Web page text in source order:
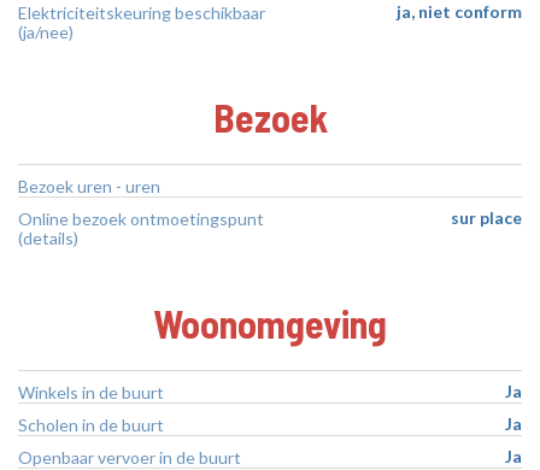
Elektriciteitskeuring beschikbaar
(ja/nee)
ja, niet conform
Bezoek
Bezoek uren - uren
Online bezoek ontmoetingspunt
(details)
sur place
Woonomgeving
Winkels in de buurt
Ja
Scholen in de buurt
Ja
Openbaar vervoer in de buurt
Ja